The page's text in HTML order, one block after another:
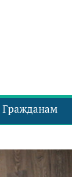
Гражданам